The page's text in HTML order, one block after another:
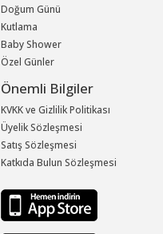
Doğum Günü
Kutlama
Baby Shower
Özel Günler
Önemli Bilgiler
KVKK ve Gizlilik Politikası
Üyelik Sözleşmesi
Satış Sözleşmesi
Katkıda Bulun Sözleşmesi